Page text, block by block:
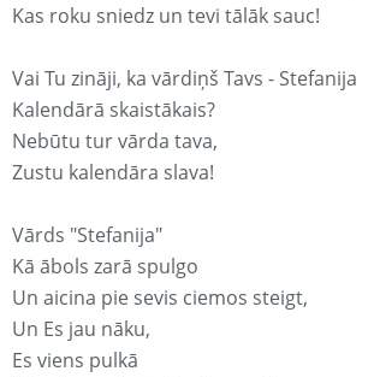
Kas roku sniedz un tevi tālāk sauc!
Vai Tu zināji, ka vārdiņš Tavs - Stefanija
Kalendārā skaistākais?
Nebūtu tur vārda tava,
Zustu kalendāra slava!
Vārds "Stefanija"
Kā ābols zarā spulgo
Un aicina pie sevis ciemos steigt,
Un Es jau nāku,
Es viens pulkā